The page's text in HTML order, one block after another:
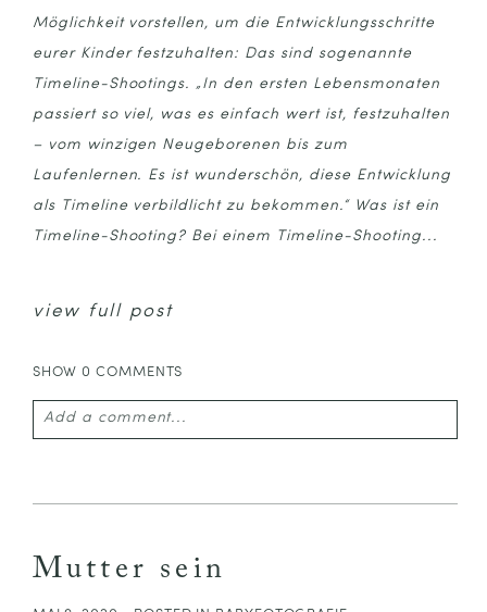
Möglichkeit vorstellen, um die Entwicklungsschritte
eurer Kinder festzuhalten: Das sind sogenannte
Timeline-Shootings. „In den ersten Lebensmonaten
passiert so viel, was es einfach wert ist, festzuhalten
– vom winzigen Neugeborenen bis zum
Laufenlernen. Es ist wunderschön, diese Entwicklung
als Timeline verbildlicht zu bekommen.“ Was ist ein
Timeline-Shooting? Bei einem Timeline-Shooting...
view full post
SHOW 0 COMMENTS
Add a comment...
Mutter sein